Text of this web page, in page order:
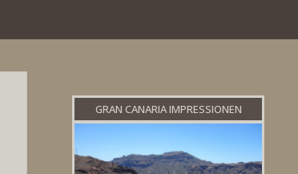
GRAN CANARIA IMPRESSIONEN